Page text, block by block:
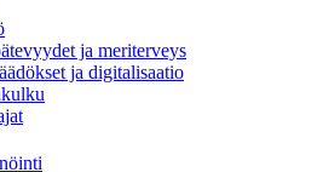
ja meriterveys
ja digitalisaatio